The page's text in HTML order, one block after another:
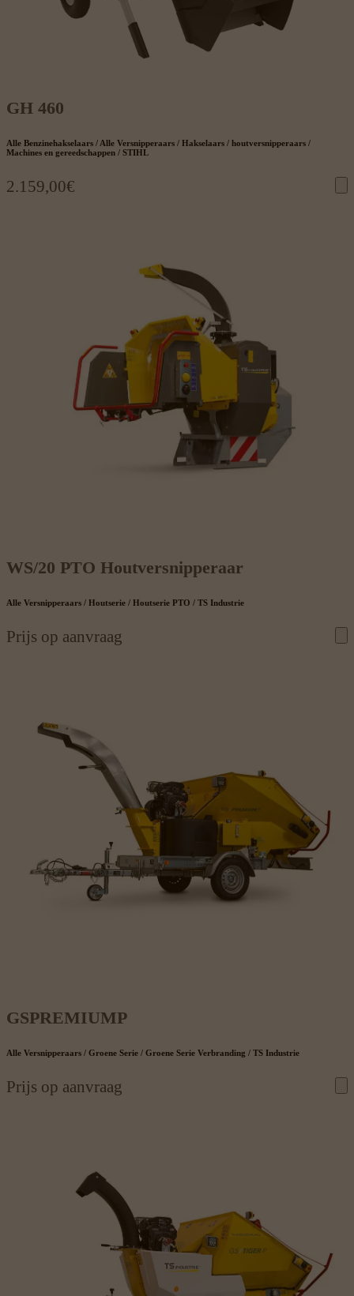
GH 460
Alle Benzinehakselaars / Alle Versnipperaars / Hakselaars / houtversnipperaars /
Machines en gereedschappen / STIHL
2.159,00€
WS/20 PTO Houtversnipperaar
Alle Versnipperaars / Houtserie / Houtserie PTO / TS Industrie
Prijs op aanvraag
GSPREMIUMP
Alle Versnipperaars / Groene Serie / Groene Serie Verbranding / TS Industrie
Prijs op aanvraag